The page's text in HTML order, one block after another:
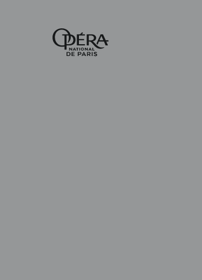
Accueil
-
Opéra
national